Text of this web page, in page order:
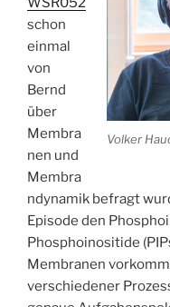
Volker
schon
einmal
von
Bernd
über
Membra
nen und
Membra
ndynamik befragt
Episode den
Phosphoinositide
Membranen
verschiedener